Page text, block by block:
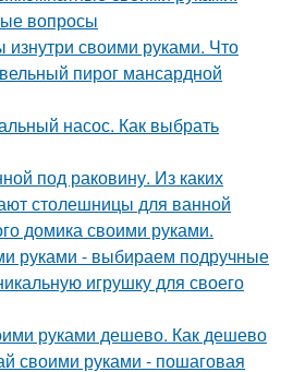
вопросы
своими руками. Что
пирог мансардной
насос. Как выбрать
под раковину. Из каких
столешницы для ванной
домика своими руками.
руками - выбираем подручные
игрушку для своего
руками дешево. Как дешево
своими руками - пошаговая